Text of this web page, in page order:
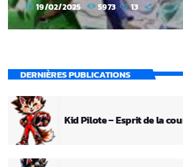
today 19/02/2025 5973 13
DERNIÈRES PUBLICATIONS
Kid Pilote – Esprit de la